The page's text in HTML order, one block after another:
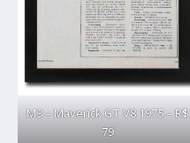
M3 – Maverick GT V8 1975 – R$
79